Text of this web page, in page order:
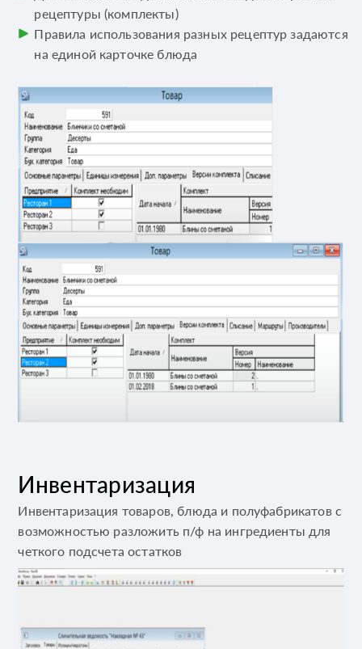
рецептуры (комплекты)
Правила использования разных рецептур задаются
на единой карточке блюда
Инвентаризация
Инвентаризация товаров, блюда и полуфабрикатов с
возможностью разложить п/ф на ингредиенты для
четкого подсчета остатков